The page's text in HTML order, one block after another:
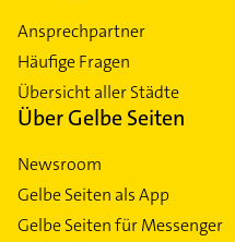
Ansprechpartner
Häufige Fragen
Übersicht aller Städte
Über Gelbe Seiten
Newsroom
Gelbe Seiten als App
Gelbe Seiten für Messenger